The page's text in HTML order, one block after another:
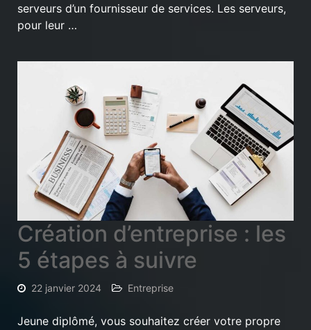
serveurs d’un fournisseur de services. Les serveurs,
pour leur …
Création d’entreprise : les
5 étapes à suivre
22 janvier 2024 Entreprise
Jeune diplômé, vous souhaitez créer votre propre